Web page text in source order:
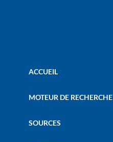
ACCUEIL
MOTEUR DE RECHERCHE
SOURCES